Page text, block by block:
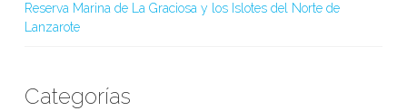
Reserva Marina de La Graciosa y los Islotes del Norte de
Lanzarote
Categorías